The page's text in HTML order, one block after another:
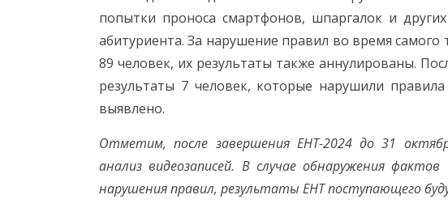
попытки проноса смартфонов, шпаргалок и
абитуриента. За нарушение правил во время
89 человек, их результаты также аннулированы.
результаты 7 человек, которые нарушили
выявлено.
Отметим, после завершения ЕНТ-2024 до 31
анализ видеозаписей. В случае обнаружения
нарушения правил, результаты ЕНТ поступающего